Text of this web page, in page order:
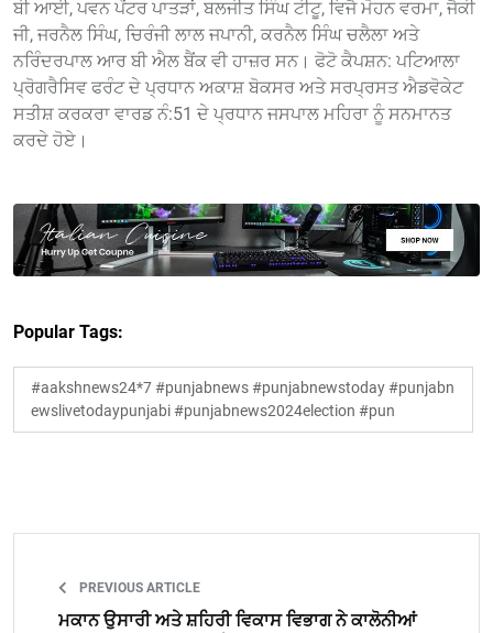
ਬੀ ਆਈ, ਪਵਨ ਪੇਂਟਰ ਪਾਤੜਾਂ, ਬਲਜੀਤ ਸਿੰਘ ਟੀਟੂ, ਵਿਜੈ ਮੋਹਨ ਵਰਮਾ, ਜੈਕੀ
ਜੀ, ਜਰਨੈਲ ਸਿੰਘ, ਚਿਰੰਜੀ ਲਾਲ ਜਪਾਨੀ, ਕਰਨੈਲ ਸਿੰਘ ਚਲੈਲਾ ਅਤੇ
ਨਰਿੰਦਰਪਾਲ ਆਰ ਬੀ ਐਲ ਬੈਂਕ ਵੀ ਹਾਜ਼ਰ ਸਨ। ਫੋਟੋ ਕੈਪਸ਼ਨ: ਪਟਿਆਲਾ
ਪ੍ਰੋਗਰੈਸਿਵ ਫਰੰਟ ਦੇ ਪ੍ਰਧਾਨ ਅਕਾਸ਼ ਬੋਕਸਰ ਅਤੇ ਸਰਪ੍ਰਸਤ ਐਡਵੋਕੇਟ
ਸਤੀਸ਼ ਕਰਕਰਾ ਵਾਰਡ ਨੰ:51 ਦੇ ਪ੍ਰਧਾਨ ਜਸਪਾਲ ਮਹਿਰਾ ਨੂੰ ਸਨਮਾਨਤ
ਕਰਦੇ ਹੋਏ।
Popular Tags:
#aakshnews24*7 #punjabnews #punjabnewstoday #punjabn
ewslivetodaypunjabi #punjabnews2024election #pun
PREVIOUS ARTICLE
ਮਕਾਨ ਉਸਾਰੀ ਅਤੇ ਸ਼ਹਿਰੀ ਵਿਕਾਸ ਵਿਭਾਗ ਨੇ ਕਾਲੋਨੀਆਂ